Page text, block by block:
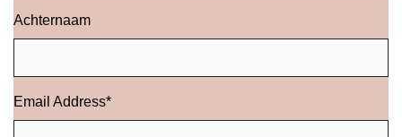
Achternaam
Email Address*